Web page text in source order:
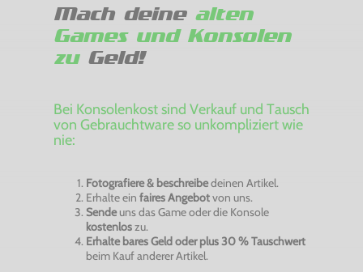
Mach deine alten
Games und Konsolen
zuGeld!
Bei Konsolenkost sind Verkauf und Tausch
von Gebrauchtware so unkompliziert wie
nie:
Fotografiere & beschreibedeinen Artikel.
Erhalte ein faires Angebotvon uns.
Sendeuns das Game oder die Konsole
kostenloszu.
Erhalte bares Geld oder plus 30 % Tauschwert
beim Kauf anderer Artikel.